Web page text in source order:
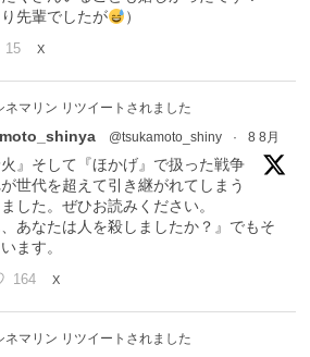
り先輩でしたが
）
15 X
ネマリン リツイートされました
@tsukamoto_shiny · 8 8月
』そして『ほかげ』で扱った戦争
世代を超えて引き継がれてしまう
した。ぜひお読みください。
、あなたは人を殺しましたか？』でもそ
ます。
164 X
ネマリン リツイートされました